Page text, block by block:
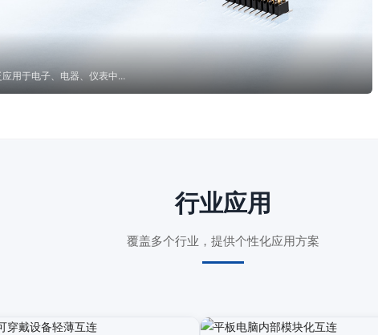
用于电子、电器、仪表中...
行业应用
覆盖多个行业，提供个性化应用方案